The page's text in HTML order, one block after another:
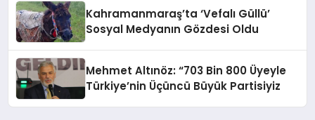
Kahramanmaraş’ta ‘Vefalı Güllü’
Sosyal Medyanın Gözdesi Oldu
Mehmet Altınöz: “703 Bin 800 Üyeyle
Türkiye’nin Üçüncü Büyük Partisiyiz